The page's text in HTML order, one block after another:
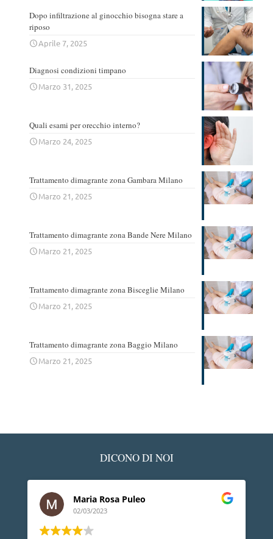
Dopo infiltrazione al ginocchio bisogna stare a
riposo
Aprile 7, 2025
Diagnosi condizioni timpano
Marzo 31, 2025
Quali esami per orecchio interno?
Marzo 24, 2025
Trattamento dimagrante zona Gambara Milano
Marzo 21, 2025
Trattamento dimagrante zona Bande Nere Milano
Marzo 21, 2025
Trattamento dimagrante zona Bisceglie Milano
Marzo 21, 2025
Trattamento dimagrante zona Baggio Milano
Marzo 21, 2025
DICONO DI NOI
Ledino Comelli